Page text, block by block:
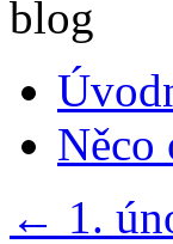
Něco
← 1.